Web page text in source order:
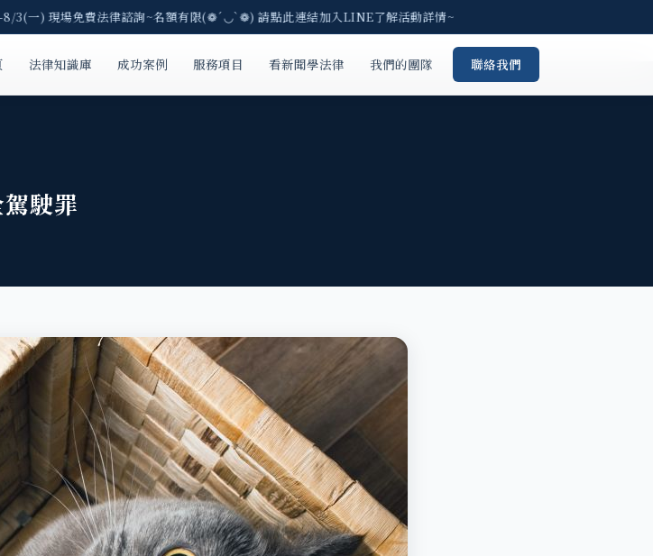
現場免費法律諮詢~名額有限(❁´◡`❁) 請點此連結加入LINE了解活動詳情~
法律知識庫 成功案例 服務項目 看新聞學法律 我們的團隊 聯絡我們
駛罪